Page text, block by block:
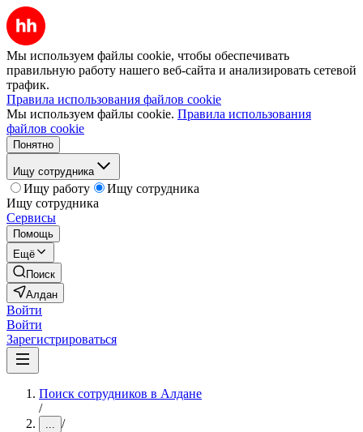
Мы используем файлы cookie, чтобы обеспечивать
правильную работу нашего веб-сайта и анализировать сетевой
трафик.
Правила использования файлов cookie
Мы используем файлы cookie. Правила использования
файлов cookie
Понятно
Ищу сотрудника
Ищу работу
Ищу сотрудника
Ищу сотрудника
Сервисы
Помощь
Ещё
Поиск
Алдан
Войти
Войти
Зарегистрироваться
Поиск сотрудников в Алдане
/
... /